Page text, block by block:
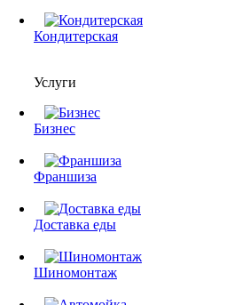
Кондитерская
Услуги
Бизнес
Франшиза
Доставка еды
Шиномонтаж